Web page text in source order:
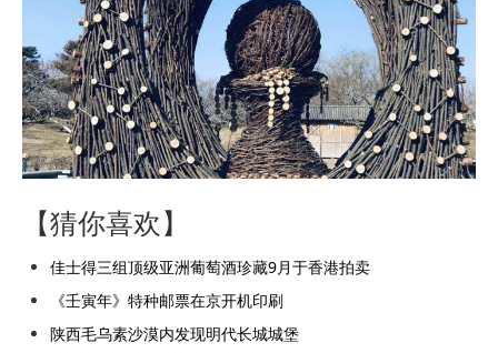
【猜你喜欢】
佳士得三组顶级亚洲葡萄酒珍藏9月于香港拍卖
《壬寅年》特种邮票在京开机印刷
陕西毛乌素沙漠内发现明代长城城堡